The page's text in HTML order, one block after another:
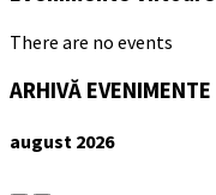
There are no events
ARHIVĂ EVENIMENTE
august 2026